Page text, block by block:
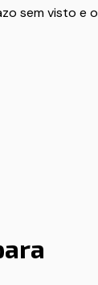
sem visto e o